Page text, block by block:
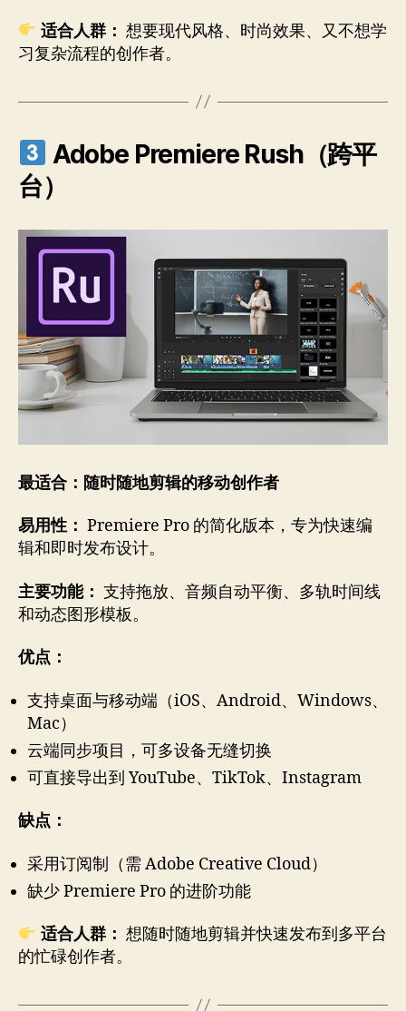
适合人群： 想要现代风格、时尚效果、又不想学
习复杂流程的创作者。
Adobe Premiere Rush（跨平
台）
最适合：随时随地剪辑的移动创作者
易用性： Premiere Pro 的简化版本，专为快速编
辑和即时发布设计。
主要功能： 支持拖放、音频自动平衡、多轨时间线
和动态图形模板。
优点：
支持桌面与移动端（iOS、Android、Windows、
Mac）
云端同步项目，可多设备无缝切换
可直接导出到 YouTube、TikTok、Instagram
缺点：
采用订阅制（需 Adobe Creative Cloud）
缺少 Premiere Pro 的进阶功能
适合人群： 想随时随地剪辑并快速发布到多平台
的忙碌创作者。